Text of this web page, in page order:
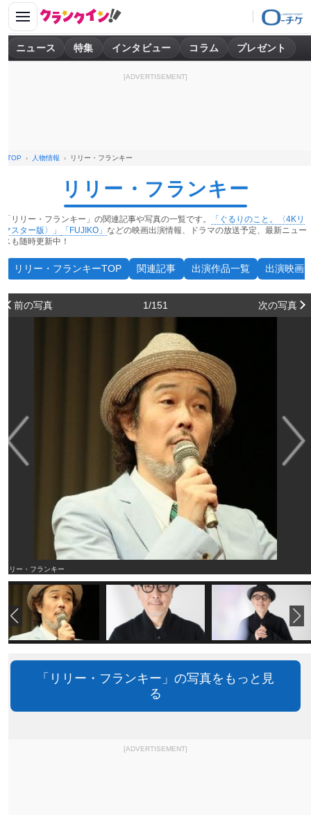
ニュース 特集 インタビュー コラム プレゼント
[ADVERTISEMENT]
TOP 人物情報 リリー・フランキー
リリー・フランキー
「リリー・フランキー」の関連記事や写真の一覧です。
「ぐるりのこと。〈4Kリ
マスター版〉」
「FUJIKO」 などの映画出演情報、ドラマの放送予定、最新ニュー
スも随時更新中！
リリー・フランキーTOP 関連記事 出演作品一覧 出演映画
前の写真 1/151 次の写真
リリー・フランキー
「リリー・フランキー」の写真をもっと見
る
[ADVERTISEMENT]